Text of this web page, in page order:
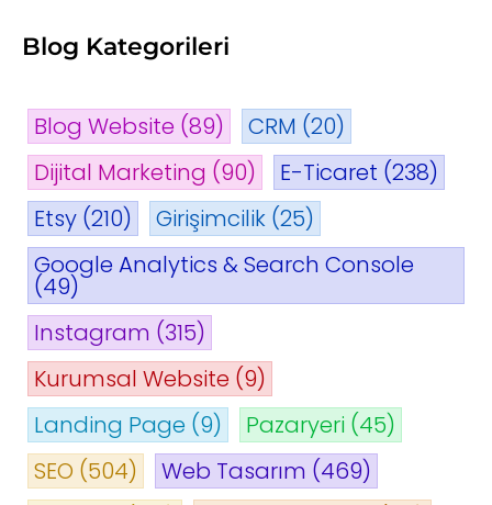
Blog Kategorileri
Blog Website (89) CRM (20)
Dijital Marketing (90) E-Ticaret (238)
Etsy (210) Girişimcilik (25)
Google Analytics & Search Console
(49)
Instagram (315)
Kurumsal Website (9)
Landing Page (9) Pazaryeri (45)
SEO (504) Web Tasarım (469)